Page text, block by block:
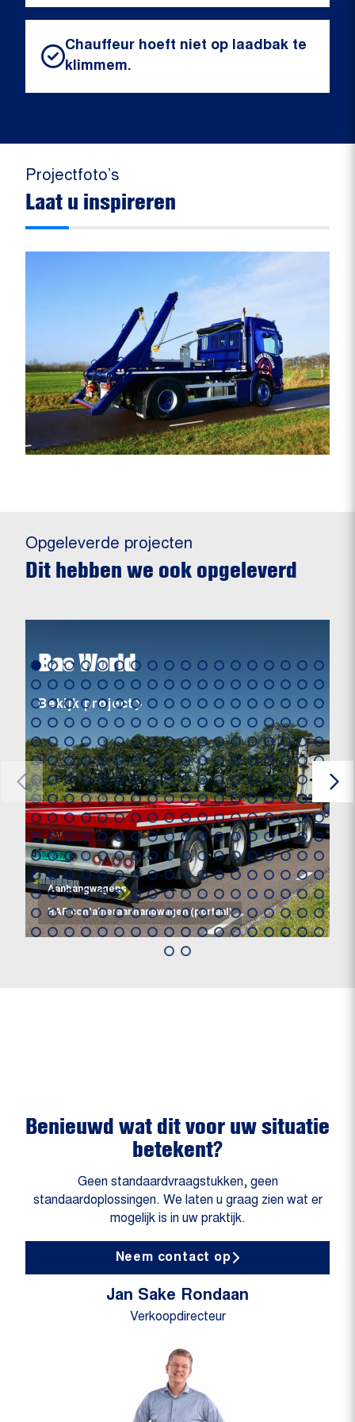
Chauffeur hoeft niet op laadbak te
klimmem.
Projectfoto’s
Laat u inspireren
Opgeleverde projecten
Dit hebben we ook opgeleverd
Aanhangwagens
RAF containeraanhangwagen (portaal)
Bas World
Bekijk project
Benieuwd wat dit voor uw situatie
betekent?
Geen standaardvraagstukken, geen
standaardoplossingen. We laten u graag zien wat er
mogelijk is in uw praktijk.
Neem contact op
Jan Sake Rondaan
Verkoopdirecteur